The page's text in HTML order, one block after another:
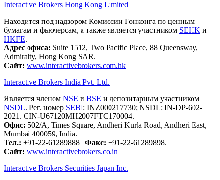
Interactive Brokers Hong Kong Limited
Находится под надзором Комиссии Гонконга по ценным
бумагам и фьючерсам, а также является участником SEHK и
HKFE.
Адрес офиса: Suite 1512, Two Pacific Place, 88 Queensway,
Admiralty, Hong Kong SAR.
Сайт: www.interactivebrokers.com.hk
Interactive Brokers India Pvt. Ltd.
Является членом NSE и BSE и депозитарным участником
NSDL. Рег. номер SEBI: INZ000217730; NSDL: IN-DP-602-
2021. CIN-U67120MH2007FTC170004.
Офис: 502/A, Times Square, Andheri Kurla Road, Andheri East,
Mumbai 400059, India.
Тел.: +91-22-61289888 | Факс: +91-22-61289898.
Сайт: www.interactivebrokers.co.in
Interactive Brokers Securities Japan Inc.